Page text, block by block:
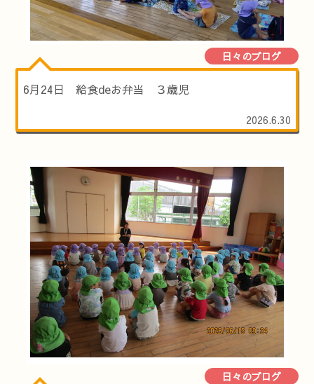
日々のブログ
6月24日 給食deお弁当 ３歳児
2026.6.30
日々のブログ